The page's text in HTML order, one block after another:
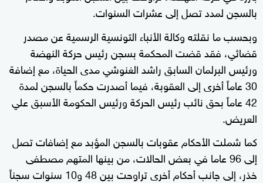
بالسجن لمدد تصل إلى عشرات السنوات.
وبحسب ما نقلته وكالة الأنباء التونسية الرسمية عن مصدر
قضائي، فقد قضت المحكمة بسجن رئيس حركة النهضة
ورئيس البرلمان السابق راشد الغنوشي مدى الحياة، مع إضافة
30 عاماً أخرى إلى العقوبة، فيما أصدرت حكماً بالسجن لمدة
42 عاماً بحق نائب رئيس الحركة ورئيس الحكومة الأسبق علي
العريض.
كما شملت الأحكام عقوبات بالسجن المؤبد مع إضافات تصل
إلى 96 عاما في بعض الحالات، من بينها المتهم مصطفى
خذر، إلى جانب أحكام أخرى تراوحت بين 48 و10 سنوات سجناً